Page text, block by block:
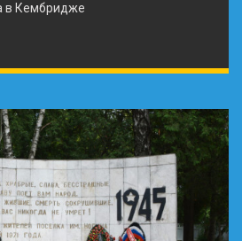
в Кембридже